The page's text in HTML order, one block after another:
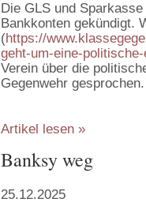
Die GLS und
Bankkonten gekündigt.
(https://
geht-um-eine-
Verein über die
Gegenwehr gesprochen.
Artikel lesen »
Banksy weg
25.12.2025